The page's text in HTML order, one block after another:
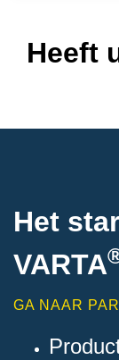
Heeft
Het
VARTA
GA NAAR